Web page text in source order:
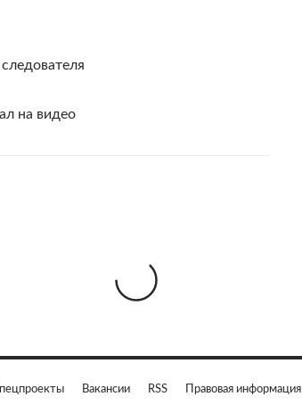
на видео
Вакансии RSS Правовая информация